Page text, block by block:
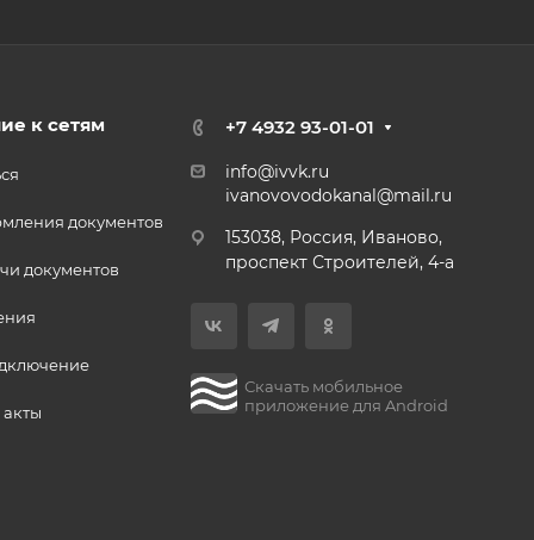
к сетям
документов
документов
+7 4932 93-01-01
info@ivvk.ru
ivanovovodokanal@mail.ru
153038, Россия, Иваново,
проспект Строителей, 4-а
Скачать мобильное
приложение для Android